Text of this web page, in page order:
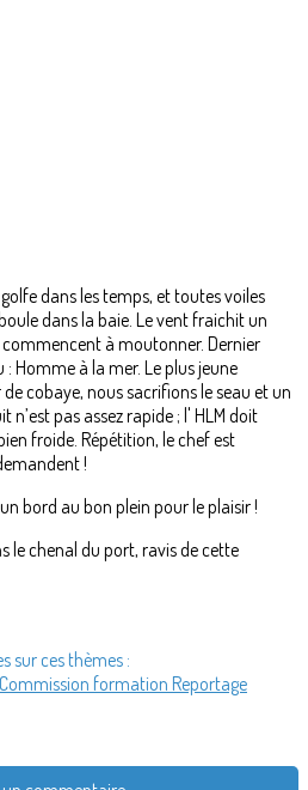
dans les temps, et toutes voiles
dans la baie. Le vent fraichit un
à moutonner. Dernier
: Homme à la mer. Le plus jeune
cobaye, nous sacrifions le seau et un
n’est pas assez rapide ; l' HLM doit
froide. Répétition, le chef est
!
bord au bon plein pour le plaisir !
le chenal du port, ravis de cette
sur ces thèmes :
Commission formation Reportage